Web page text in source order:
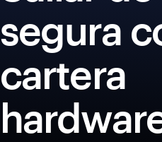
segura
cartera